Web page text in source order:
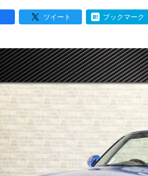
ツイート ブックマーク